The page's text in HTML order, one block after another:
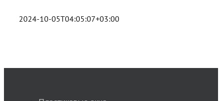
2024-10-05T04:05:07+03:00